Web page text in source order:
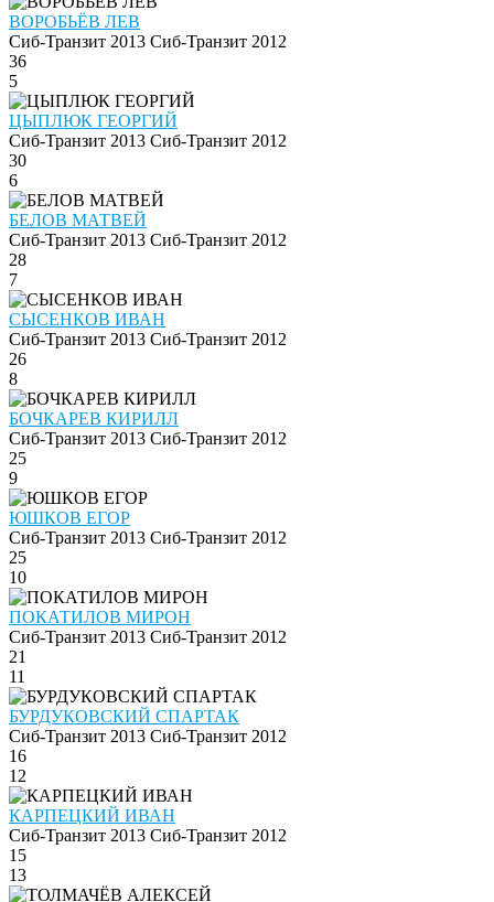
ВОРОБЬЁВ ЛЕВ
Сиб-Транзит 2013 Сиб-Транзит 2012
36
5
ЦЫПЛЮК ГЕОРГИЙ
Сиб-Транзит 2013 Сиб-Транзит 2012
30
6
БЕЛОВ МАТВЕЙ
Сиб-Транзит 2013 Сиб-Транзит 2012
28
7
СЫСЕНКОВ ИВАН
Сиб-Транзит 2013 Сиб-Транзит 2012
26
8
БОЧКАРЕВ КИРИЛЛ
Сиб-Транзит 2013 Сиб-Транзит 2012
25
9
ЮШКОВ ЕГОР
Сиб-Транзит 2013 Сиб-Транзит 2012
25
10
ПОКАТИЛОВ МИРОН
Сиб-Транзит 2013 Сиб-Транзит 2012
21
11
БУРДУКОВСКИЙ СПАРТАК
Сиб-Транзит 2013 Сиб-Транзит 2012
16
12
КАРПЕЦКИЙ ИВАН
Сиб-Транзит 2013 Сиб-Транзит 2012
15
13